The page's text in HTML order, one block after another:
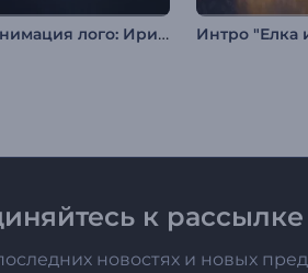
Анимация лого: Иридисцентный эффект
к
новостях и новых